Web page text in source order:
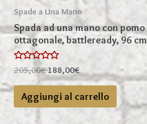
Spade a Una Mano
Spada ad una mano con pomo
ottagonale, battleready, 96 cm
Valutato
0
su
205,00€Il
prezzo
originale
era:
188,00€Il
prezzo
attuale
Aggiungi al carrello